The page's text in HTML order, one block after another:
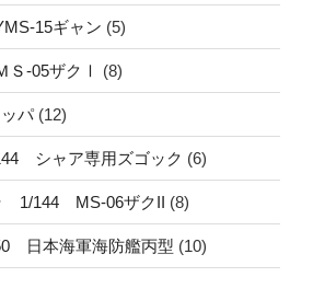
15ギャン (5)
-05ザクⅠ (8)
パ(12)
シャア専用ズゴック (6)
1/144 MS-06ザクII (8)
日本海軍海防艦丙型 (10)